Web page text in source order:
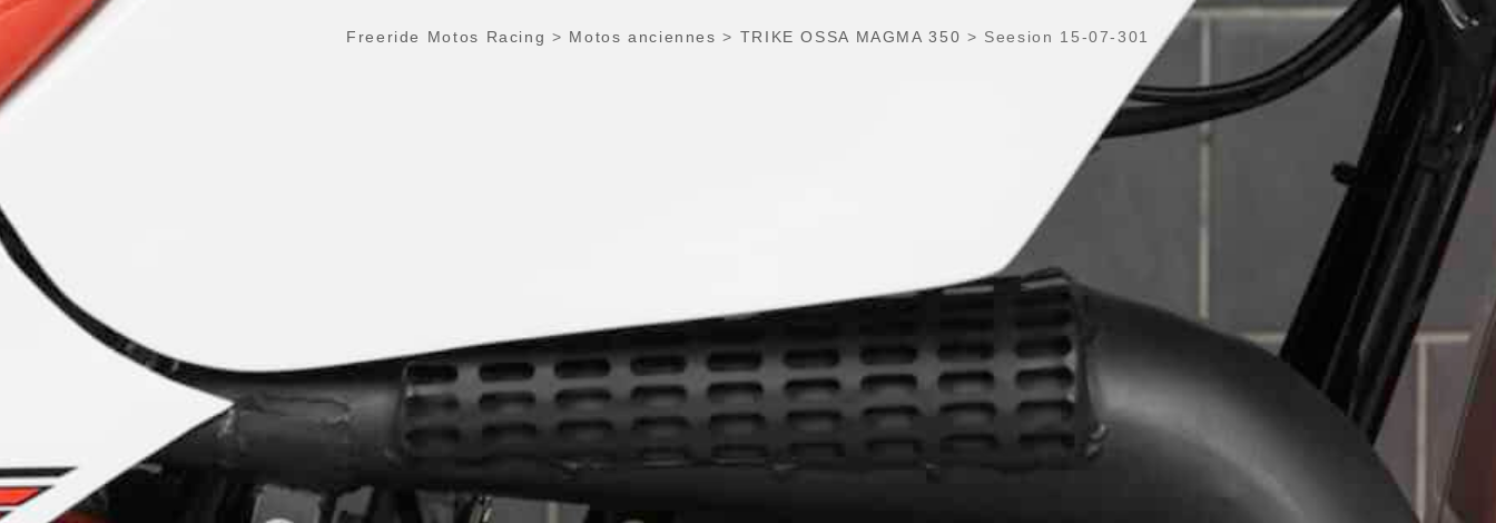
Freeride Motos Racing > Motos anciennes > TRIKE OSSA MAGMA 350 > Seesion 15-07-301